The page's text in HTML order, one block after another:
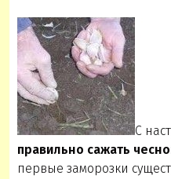
С
правильно сажать
первые заморозки